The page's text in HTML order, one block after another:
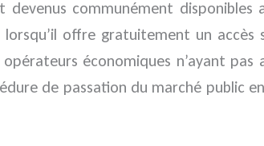
communément
lorsqu’il offre gratuitement un
économiques n’ayant
de passation du marché public